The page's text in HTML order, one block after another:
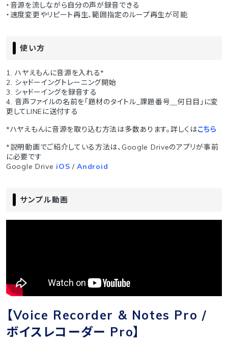
・音源を流しながら自分の声が録音できる
・速度変更やリピート再生、範囲指定のループ再生が可能
使い方
1. ハヤえもんに音源を入れる*
2. シャドーイングトレーニング開始
3. シャドーイングを録音する
4. 音声ファイルの名前を「題材のタイトル_課題番号＿何日目」に変
更してLINEに送付する
*ハヤえもんに音源を取り込む方法は多数あります。詳しくはこちら
*説明動画でご紹介している方法は、Google Driveのアプリが事前
に必要です
Google Drive iOS /Android
サンプル動画
【Voice Recorder & Notes Pro /
ボイスレコーダー Pro】